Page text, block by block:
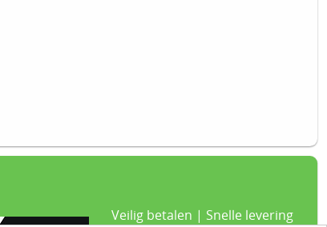
Veilig betalen | Snelle levering